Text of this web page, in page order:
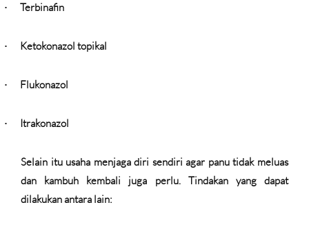
· Terbinafin
· Ketokonazol topikal
· Flukonazol
· Itrakonazol
Selain itu usaha menjaga diri sendiri agar panu tidak meluas
dan kambuh kembali juga perlu. Tindakan yang dapat
dilakukan antara lain: